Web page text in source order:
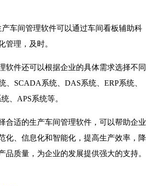
产车间管理软件可以通过车间看板辅助科
管理，及时。
软件还可以根据企业的具体需求选择不同
、SCADA系统、DAS系统、ERP系统、
、APS系统等。
合适的生产车间管理软件，可以帮助企业
化、信息化和智能化，提高生产效率，降
品质量，为企业的发展提供强大的支持。